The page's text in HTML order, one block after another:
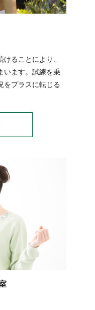
ることにより、
います。試練を乗
をプラスに転じる